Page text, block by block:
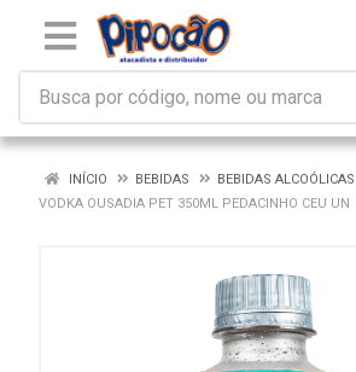
INÍCIO BEBIDAS
BEBIDAS ALCOÓLICAS
VODKA OUSADIA PET 350ML PEDACINHO CEU UN